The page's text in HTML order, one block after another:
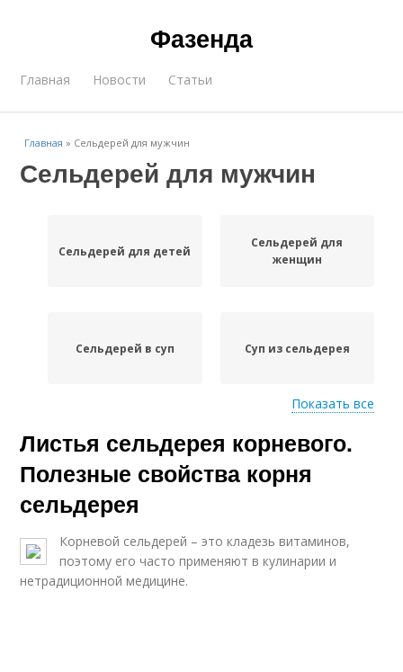
Фазенда
Главная Новости Статьи
Главная » Сельдерей для мужчин
Сельдерей для мужчин
Сельдерей для детей
Сельдерей для
женщин
Сельдерей в суп Суп из сельдерея
Блюда из сельдерея Корневой сельдерей
Салат из сельдерея
сельдерей
Показать все
Листья сельдерея корневого.
Полезные свойства корня
сельдерея
Корневой сельдерей – это кладезь витаминов,
поэтому его часто применяют в кулинарии и
нетрадиционной медицине.